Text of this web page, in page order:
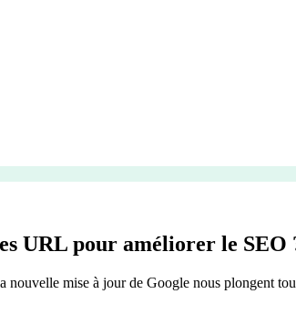
URL pour améliorer le SEO
nouvelle mise à jour de Google nous plongent